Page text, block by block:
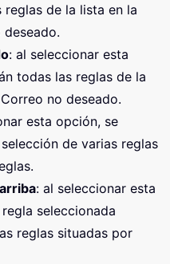
reglas de la lista en la
: al seleccionar esta
todas las reglas de la
no deseado.
esta opción, se
de varias reglas
: al seleccionar esta
seleccionada
reglas situadas por